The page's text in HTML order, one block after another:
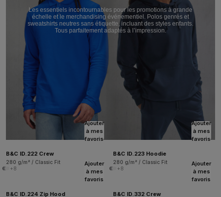
Les essentiels incontournables pour les promotions à grande
échelle et le merchandising événementiel. Polos genrés et
sweatshirts neutres sans étiquette, incluant des styles enfants.
Tous parfaitement adaptés à l’impression.
Ajouter
à mes
favoris
B&C ID.222 Crew
280 g/m² / Classic Fit
+8
Ajouter
à mes
favoris
B&C ID.223 Hoodie
280 g/m² / Classic Fit
+8
Ajouter
à mes
favoris
B&C ID.224 Zip Hood
Ajouter
à mes
favoris
B&C ID.332 Crew